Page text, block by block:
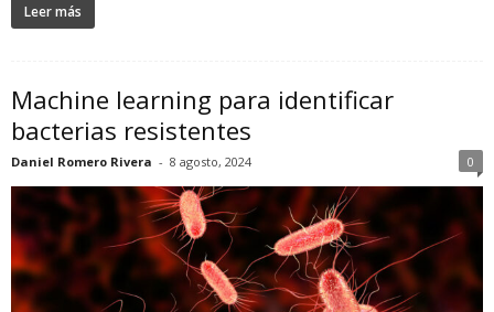
Leer más
Machine learning para identificar
bacterias resistentes
Daniel Romero Rivera - 8 agosto, 2024 0